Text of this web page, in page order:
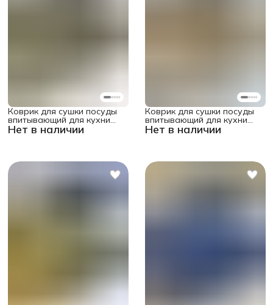
Нет в наличии
Коврик для сушки посуды
впитывающий для кухни
"Геометрия листьев"
прямоугольный 58x38 см
Нет в наличии
Коврик для сушки посуды
впитывающий для кухни
"Букет подсолнухов"
прямоугольный 58x38 см